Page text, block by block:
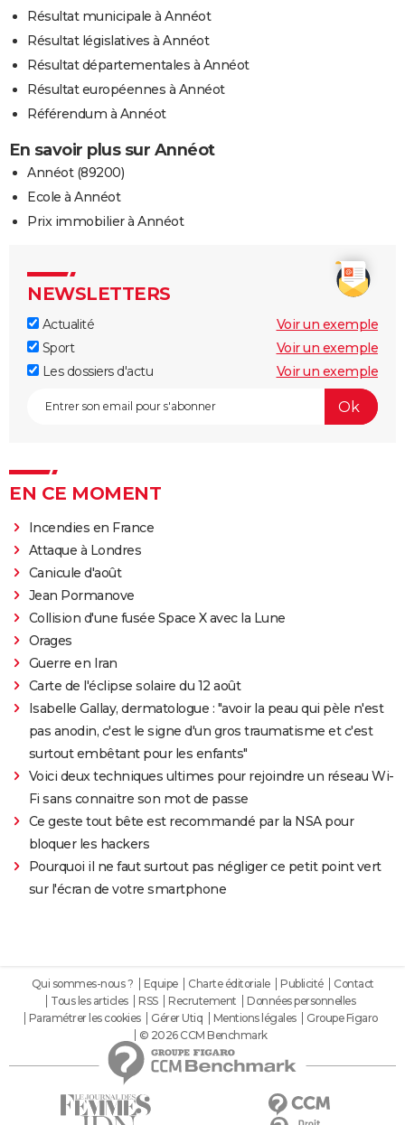
Résultat municipale à Annéot
Résultat législatives à Annéot
Résultat départementales à Annéot
Résultat européennes à Annéot
Référendum à Annéot
En savoir plus sur Annéot
Annéot (89200)
Ecole à Annéot
Prix immobilier à Annéot
NEWSLETTERS
Actualité
Voir un exemple
Sport
Voir un exemple
Les dossiers d'actu
Voir un exemple
EN CE MOMENT
Incendies en France
Attaque à Londres
Canicule d'août
Jean Pormanove
Collision d'une fusée Space X avec la Lune
Orages
Guerre en Iran
Carte de l'éclipse solaire du 12 août
Isabelle Gallay, dermatologue : "avoir la peau qui pèle n'est
pas anodin, c'est le signe d'un gros traumatisme et c'est
surtout embêtant pour les enfants"
Voici deux techniques ultimes pour rejoindre un réseau Wi-
Fi sans connaitre son mot de passe
Ce geste tout bête est recommandé par la NSA pour
bloquer les hackers
Pourquoi il ne faut surtout pas négliger ce petit point vert
sur l'écran de votre smartphone
Qui sommes-nous ? Equipe Charte éditoriale Publicité
Contact
Tous les articles
RSS Recrutement
Données personnelles
Paramétrer les cookies
Gérer Utiq Mentions légales
Groupe Figaro
© 2026 CCM Benchmark